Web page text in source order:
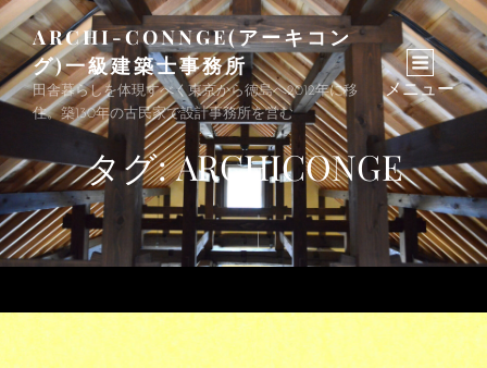
ARCHI-CONNGE(アーキコン
グ)一級建築士事務所
田舎暮らしを体現すべく東京から徳島へ2012年に移
住。築130年の古民家で設計事務所を営む
メニュー
タグ:ARCHICONGE